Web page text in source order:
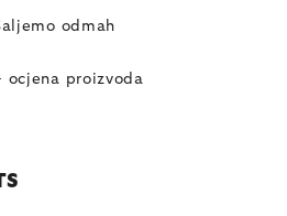
odmah
ocjena proizvoda